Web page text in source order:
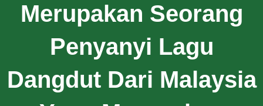
Merupakan Seorang
Penyanyi Lagu
Dangdut Dari Malaysia